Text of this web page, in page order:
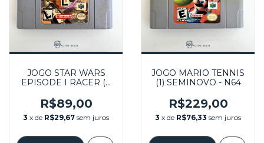
JOGO STAR WARS
EPISODE I RACER (1)
R$89,00
3 x de R$29,67 sem juros
JOGO MARIO TENNIS
(1) SEMINOVO - N64
R$229,00
3 x de R$76,33 sem juros